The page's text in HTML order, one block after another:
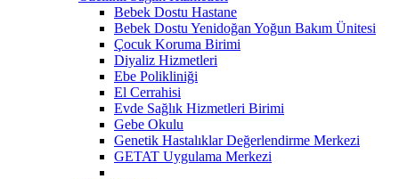
Bebek Dostu Hastane
Bebek Dostu Yenidoğan Yoğun Bakım Ünitesi
Çocuk Koruma Birimi
Diyaliz Hizmetleri
Ebe Polikliniği
El Cerrahisi
Evde Sağlık Hizmetleri Birimi
Gebe Okulu
Genetik Hastalıklar Değerlendirme Merkezi
GETAT Uygulama Merkezi